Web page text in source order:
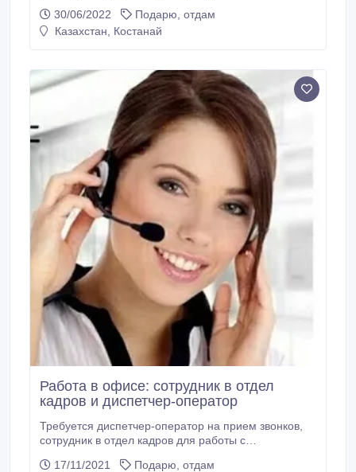
из фанеры и подарки на годик мальчику в Казани.
Source: https://suveniri-podarki-1.ru.
30/06/2022
Подарю, отдам
Казахстан, Костанай
Работа в офисе: сотрудник в отдел
кадров и диспетчер-оператор
Требуется диспетчер-оператор на прием звонков,
сотрудник в отдел кадров для работы с
ограничений. Инстаграм:
17/11/2021
Подарю, отдам